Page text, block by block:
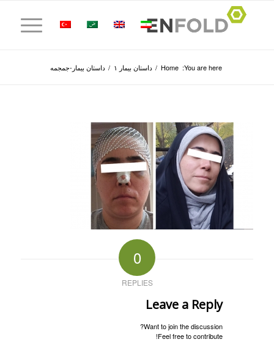
You are here:
Home
/ داستان بیمار ۱ / داستان بیمار-جمجمه
0
REPLIES
Leave a Reply
Want to join the discussion?
Feel free to contribute!